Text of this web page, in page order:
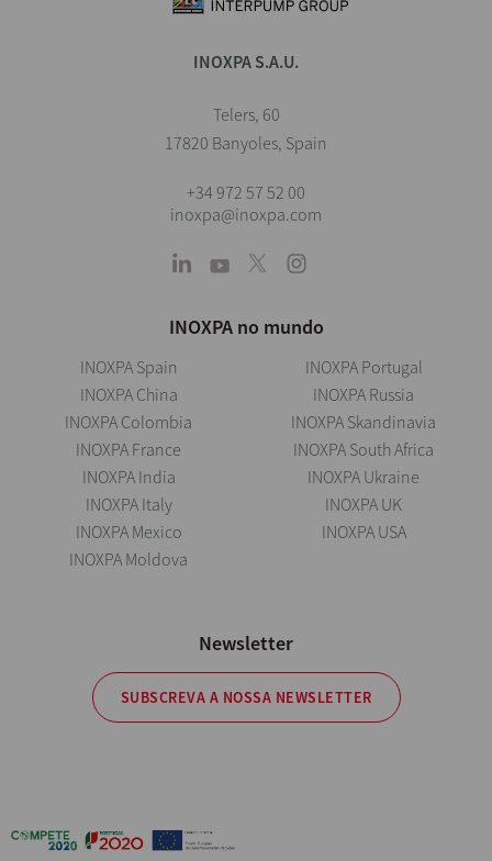
INOXPA S.A.U.
Telers, 60
17820 Banyoles, Spain
+34 972 57 52 00
inoxpa@inoxpa.com
INOXPA no mundo
INOXPA Spain
INOXPA China
INOXPA Colombia
INOXPA France
INOXPA India
INOXPA Italy
INOXPA Mexico
INOXPA Moldova
INOXPA Portugal
INOXPA Russia
INOXPA Skandinavia
INOXPA South Africa
INOXPA Ukraine
INOXPA UK
INOXPA USA
Newsletter
SUBSCREVA A NOSSA NEWSLETTER